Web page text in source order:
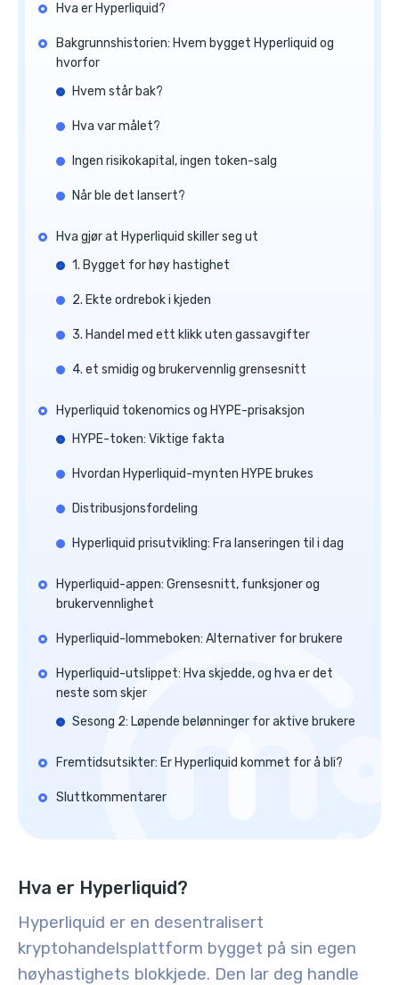
Hva er Hyperliquid?
Bakgrunnshistorien: Hvem bygget Hyperliquid og
hvorfor
Hvem står bak?
Hva var målet?
Ingen risikokapital, ingen token-salg
Når ble det lansert?
Hva gjør at Hyperliquid skiller seg ut
1. Bygget for høy hastighet
2. Ekte ordrebok i kjeden
3. Handel med ett klikk uten gassavgifter
4. et smidig og brukervennlig grensesnitt
Hyperliquid tokenomics og HYPE-prisaksjon
HYPE-token: Viktige fakta
Hvordan Hyperliquid-mynten HYPE brukes
Distribusjonsfordeling
Hyperliquid prisutvikling: Fra lanseringen til i dag
Hyperliquid-appen: Grensesnitt, funksjoner og
brukervennlighet
Hyperliquid-lommeboken: Alternativer for brukere
Hyperliquid-utslippet: Hva skjedde, og hva er det
neste som skjer
Sesong 2: Løpende belønninger for aktive brukere
Fremtidsutsikter: Er Hyperliquid kommet for å bli?
Sluttkommentarer
Hva er Hyperliquid?
Hyperliquid er en desentralisert
kryptohandelsplattform bygget på sin egen
høyhastighets blokkjede. Den lar deg handle